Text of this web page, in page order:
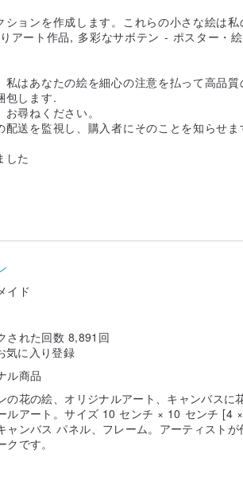
ョンを作成します。これらの小さな絵は私
私はあなたの絵を細心の注意を払って高品
包します.
尋ねください。
送を監視し、購入者にそのことを知らせま
した
イド
された回数 8,891回
気に入り登録
ル商品
の花の絵、オリジナルアート、キャンバスに
ルアート。サイズ 10 センチ × 10 センチ [4
ャンバス パネル、フレーム。アーティスト
クです。